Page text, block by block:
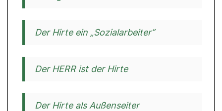
Der Hirte ein „Sozialarbeiter“
Der HERR ist der Hirte
Der Hirte als Außenseiter